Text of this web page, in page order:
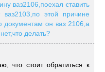
ваз2106,поехал ставить
этой причине
документам он ваз 2106,а
делать?
что стоит обратиться к